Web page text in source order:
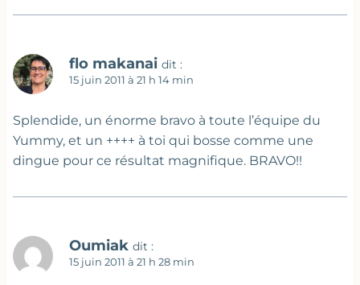
flo makanai dit :
15 juin 2011 à 21 h 14 min
Splendide, un énorme bravo à toute l’équipe du
Yummy, et un ++++ à toi qui bosse comme une
dingue pour ce résultat magnifique. BRAVO!!
Oumiak dit :
15 juin 2011 à 21 h 28 min